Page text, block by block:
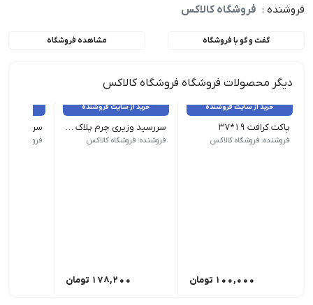
فروشنده : فروشگاه کالاکس
گفت و گو با فروشگاه مشاهده فروشگاه
دیگر محصولات فروشگاه فروشگاه کالاکس
خرید از سایت فروشنده
پاکت کرافت ۱۹*۳۷
پاکت کرافت | سایز ۱۹ در ۳۷ | تعداد در هرکیلو = 50 عدد
فروشنده: فروشگاه کالاکس
100,000 تومان
خرید از سایت فروشنده
سررسید وزیری چرم پلاک دار ابعاد: ۲۴*۱۷*۲ سانتیمتر | سایز تقویم: وزیری | وزن کاغذ: 80 گرمی | نوع صحافی: دوخت
فروشنده: فروشگاه کالاکس
178,200 تومان
ابعاد:
فروشنده: